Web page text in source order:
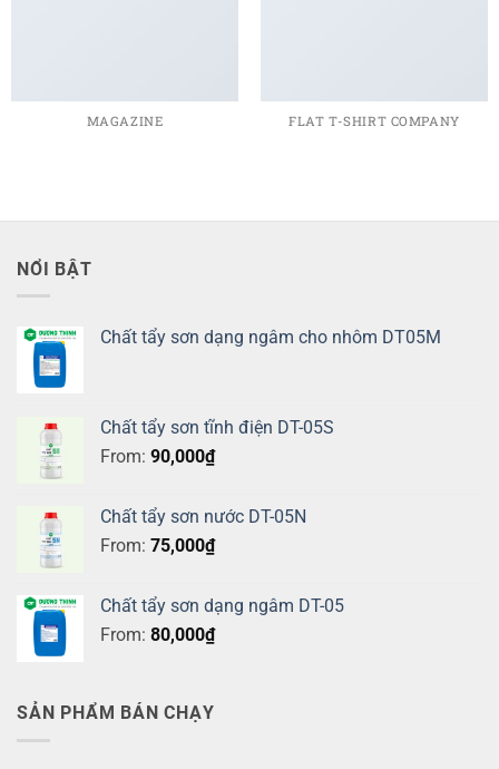
MAGAZINE FLAT T-SHIRT COMPANY
NỔI BẬT
Chất tẩy sơn dạng ngâm cho nhôm DT05M
Chất tẩy sơn tĩnh điện DT-05S
From: 90,000₫
Chất tẩy sơn nước DT-05N
From: 75,000₫
Chất tẩy sơn dạng ngâm DT-05
From: 80,000₫
SẢN PHẨM BÁN CHẠY